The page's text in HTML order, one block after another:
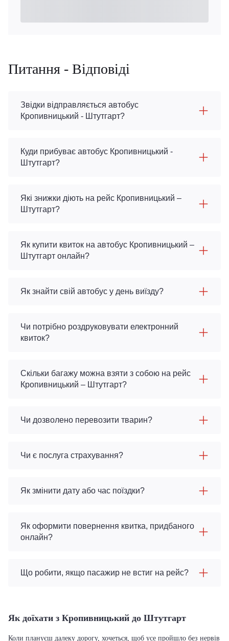
Питання - Відповіді
Звідки відправляється автобус
Кропивницький - Штутгарт?
Куди прибуває автобус Кропивницький -
Штутгарт?
Які знижки діють на рейс Кропивницький –
Штутгарт?
Як купити квиток на автобус Кропивницький –
Штутгарт онлайн?
Як знайти свій автобус у день виїзду?
Чи потрібно роздруковувати електронний
квиток?
Скільки багажу можна взяти з собою на рейс
Кропивницький – Штутгарт?
Чи дозволено перевозити тварин?
Чи є послуга страхування?
Як змінити дату або час поїздки?
Як оформити повернення квитка, придбаного
онлайн?
Що робити, якщо пасажир не встиг на рейс?
Як доїхати з Кропивницький до Штутгарт
Коли плануєш далеку дорогу, хочеться, щоб усе пройшло без нервів